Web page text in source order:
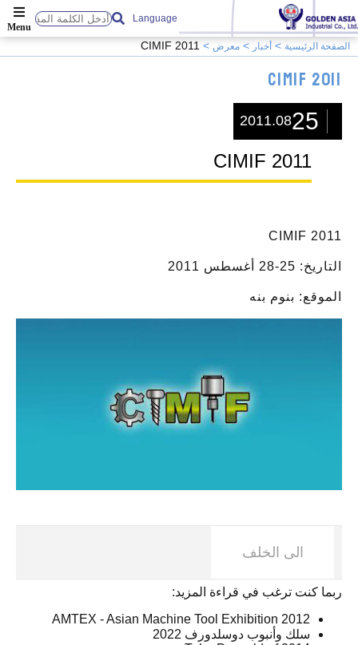
Language
الصفحة الرئيسية أخبار معرض CIMIF 2011
CIMIF 2011
25
2011.08
CIMIF 2011
CIMIF 2011
التاريخ: 25-28 أغسطس 2011
الموقع: بنوم بنه
الى الخلف
ربما كنت ترغب في قراءة المزيد:
AMTEX - Asian Machine Tool Exhibition 2012
سلك وأنبوب دوسلدورف 2022